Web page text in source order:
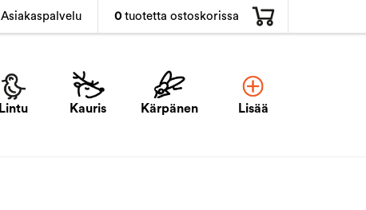
Asiakaspalvelu 0 tuotetta ostoskorissa
Lintu Kauris Kärpänen Lisää